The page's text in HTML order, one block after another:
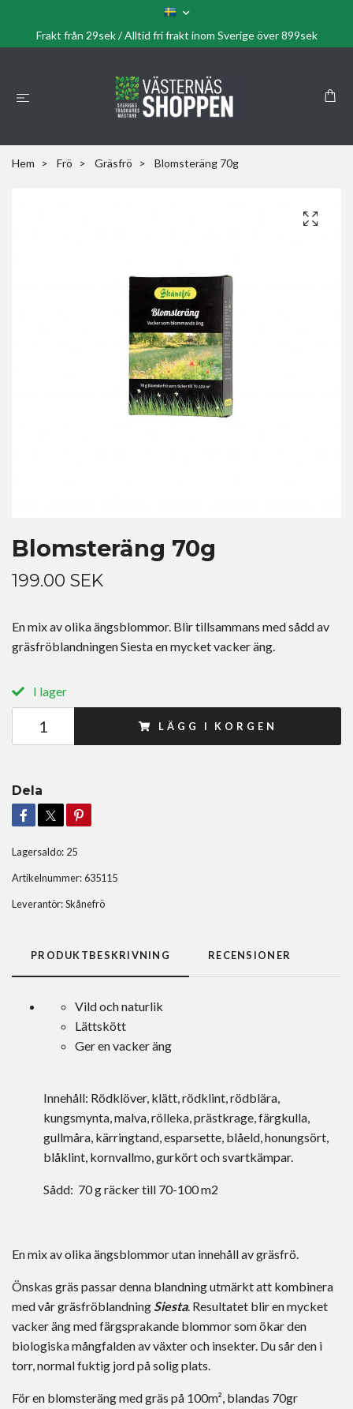
Frakt från 29sek / Alltid fri frakt inom Sverige över 899sek
Hem Frö Gräsfrö Blomsteräng 70g
Blomsteräng 70g
199.00 SEK
En mix av olika ängsblommor. Blir tillsammans med sådd av
gräsfröblandningen Siesta en mycket vacker äng.
I lager
LÄGG I KORGEN
Dela
Lagersaldo: 25
Artikelnummer:635115
Leverantör:Skånefrö
PRODUKTBESKRIVNING RECENSIONER
Vild och naturlik
Lättskött
Ger en vacker äng
Innehåll: Rödklöver, klätt, rödklint, rödblära,
kungsmynta, malva, rölleka, prästkrage, färgkulla,
gullmåra, kärringtand, esparsette, blåeld, honungsört,
blåklint, kornvallmo, gurkört och svartkämpar.
Sådd: 70 g räcker till 70-100 m2
En mix av olika ängsblommor utan innehåll av gräsfrö.
Önskas gräs passar denna blandning utmärkt att kombinera
med vår gräsfröblandningSiesta. Resultatet blir en mycket
vacker äng med färgsprakande blommor som ökar den
biologiska mångfalden av växter och insekter. Du sår den i
torr, normal fuktig jord på solig plats.
För en blomsteräng med gräs på 100m², blandas 70gr